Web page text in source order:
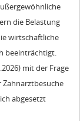
die Belastung
wirtschaftliche
beeinträchtigt.
mit der Frage
abgesetzt